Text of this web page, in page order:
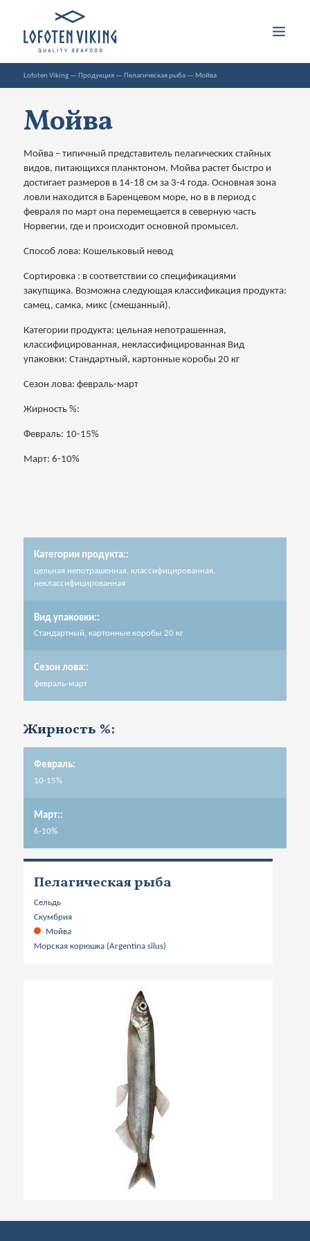
Lofoten Viking— Продукция— Пелагическая рыба— Мойва
Пелагическая рыба
Сельдь
Скумбрия
Мойва
Морская корюшка (Argentina silus)
Мойва
Мойва – типичный представитель пелагических стайных
видов, питающихся планктоном. Мойва растет быстро и
достигает размеров в 14-18 см за 3-4 года. Основная зона
ловли находится в Баренцевом море, но в в период с
февраля по март она перемещается в северную часть
Норвегии, где и происходит основной промысел.
Способ лова: Кошельковый невод
Сортировка : в соответствии со спецификациями
закупщика. Возможна следующая классификация продукта:
самец, самка, микс (смешанный).
Категории продукта: цельная непотрашенная,
классифицированная, неклассифицированная Вид
упаковки: Стандартный, картонные коробы 20 кг
Сезон ловa: февраль-март
Жирность %:
Февраль: 10-15%
Март: 6-10%
Категории продукта::
цельная непотрашенная, классифицированная,
неклассифицированная
Вид упаковки::
Стандартный, картонные коробы 20 кг
Сезон ловa::
февраль-март
Жирность %:
Февраль:
10-15%
Март::
6-10%